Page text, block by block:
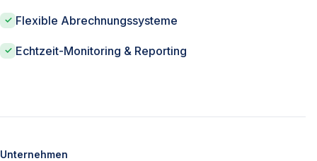
Flexible Abrechnungssysteme
Echtzeit-Monitoring & Reporting
Unternehmen